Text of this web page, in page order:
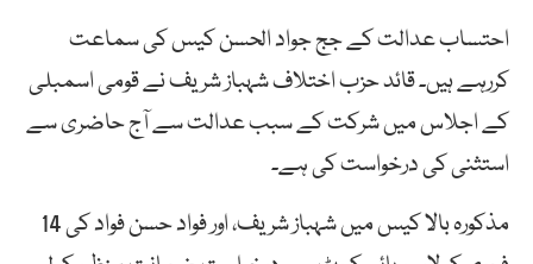
احتساب عدالت کے جج جواد الحسن کیس کی سماعت
کررہے ہیں۔ قائد حزب اختلاف شہباز شریف نے قومی اسمبلی
کے اجلاس میں شرکت کے سبب عدالت سے آج حاضری سے
استثنی کی درخواست کی ہے۔
مذکورہ بالا کیس میں شہباز شریف، اور فواد حسن فواد کی 14